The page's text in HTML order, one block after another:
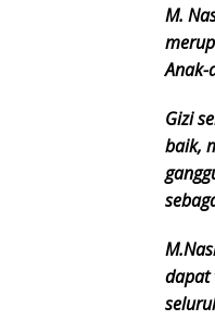
M.
Anak-
Gizi
baik,
dapat